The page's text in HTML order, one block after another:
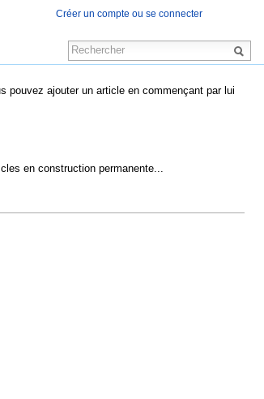
pouvez ajouter un article en commençant par lui
en construction permanente...
Créer un compte ou se connecter